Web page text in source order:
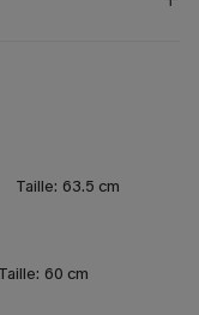
Taille: 63.5 cm
Taille: 60 cm